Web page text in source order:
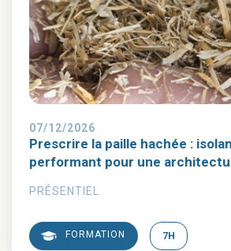
07/12/2026
Prescrire la paille hachée :
performant pour une
PRÉSENTIEL
FORMATION 7H